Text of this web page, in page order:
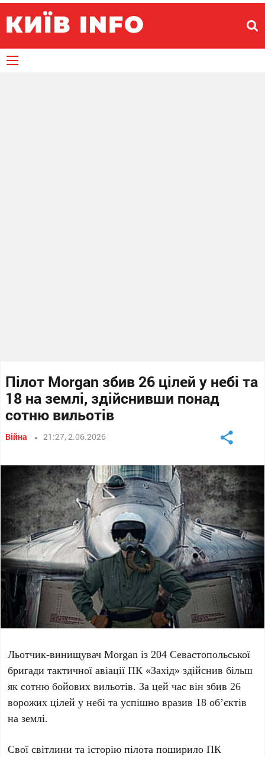
Пілот Morgan збив 26 цілей у небі та
18 на землі, здійснивши понад
сотню вильотів
Війна 21:27, 2.06.2026
Льотчик-винищувачMorgan із204 Севастопольської
бригади тактичної авіації ПК «Захід» здійснив більш
яксотню бойових вильотів. За цей час він збив26
ворожих цілей у небі та успішно вразив 18 об’єктів
на землі.
Свої світлини та історію пілота поширилоПК